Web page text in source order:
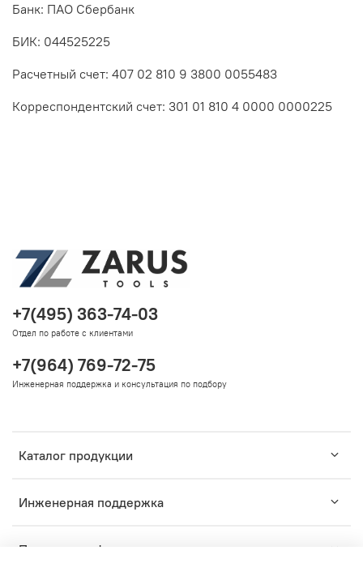
Банк: ПАО Сбербанк
БИК: 044525225
Расчетный счет: 407 02 810 9 3800 0055483
Корреспондентский счет: 301 01 810 4 0000 0000225
Каталог продукции
Инженерная поддержка
Помощь и информация
+7(495) 363-74-03
Отдел по работе с клиентами
+7(964) 769-72-75
Инженерная поддержка и консультация по подбору